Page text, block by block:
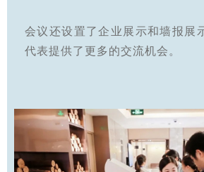
会议还设置了企业展示和墙报展
代表提供了更多的交流机会。